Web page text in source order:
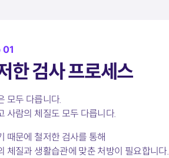
01
한 검사 프로세스
모두 다릅니다.
사람의 체질도 모두 다릅니다.
때문에 철저한 검사를 통해
체질과 생활습관에 맞춘 처방이 필요합니다.